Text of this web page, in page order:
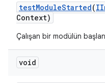
testModuleStarted(
Context)
Çalışan bir modülün
void